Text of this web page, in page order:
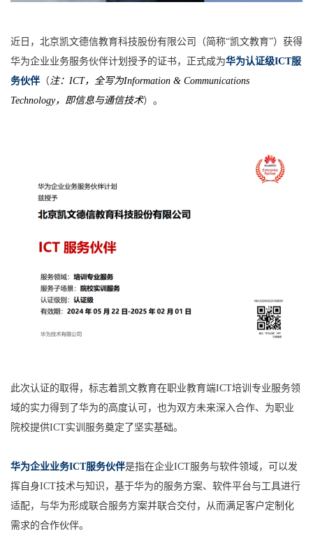
近日，北京凯文德信教育科技股份有限公司（简称“凯文教育”）获得
华为企业业务服务伙伴计划授予的证书，正式成为华为认证级ICT服
务伙伴 （ 注：ICT，全写为Information & Communications
Technology，即信息与通信技术）。
此次认证的取得，标志着凯文教育在职业教育端ICT培训专业服务领
域的实力得到了华为的高度认可，也为双方未来深入合作、为职业
院校提供ICT实训服务奠定了坚实基础。
华为企业业务ICT服务伙伴是指在企业ICT服务与软件领域，可以发
挥自身ICT技术与知识，基于华为的服务方案、软件平台与工具进行
适配，与华为形成联合服务方案并联合交付，从而满足客户定制化
需求的合作伙伴。